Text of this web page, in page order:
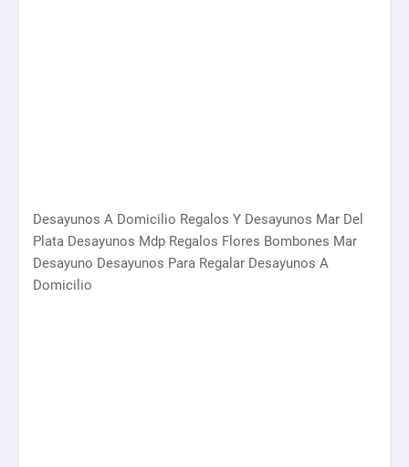
Desayunos A Domicilio Regalos Y Desayunos Mar Del
Plata Desayunos Mdp Regalos Flores Bombones Mar
Desayuno Desayunos Para Regalar Desayunos A
Domicilio